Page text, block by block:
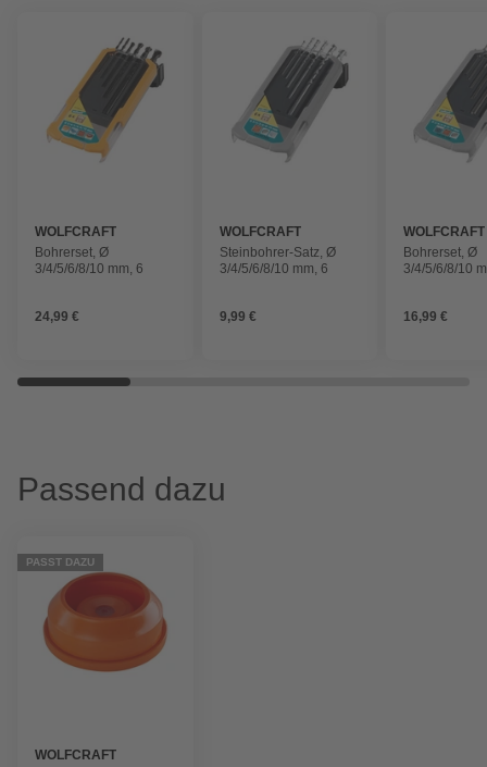
WOLFCRAFT
Bohrerset, Ø
3/4/5/6/8/10 mm, 6
24,99 €
WOLFCRAFT
Steinbohrer-Satz, Ø
3/4/5/6/8/10 mm, 6
9,99 €
WOLFCRAFT
Bohrerset, Ø
3/4/5/6/8/10
16,99 €
Passend dazu
PASST DAZU
WOLFCRAFT